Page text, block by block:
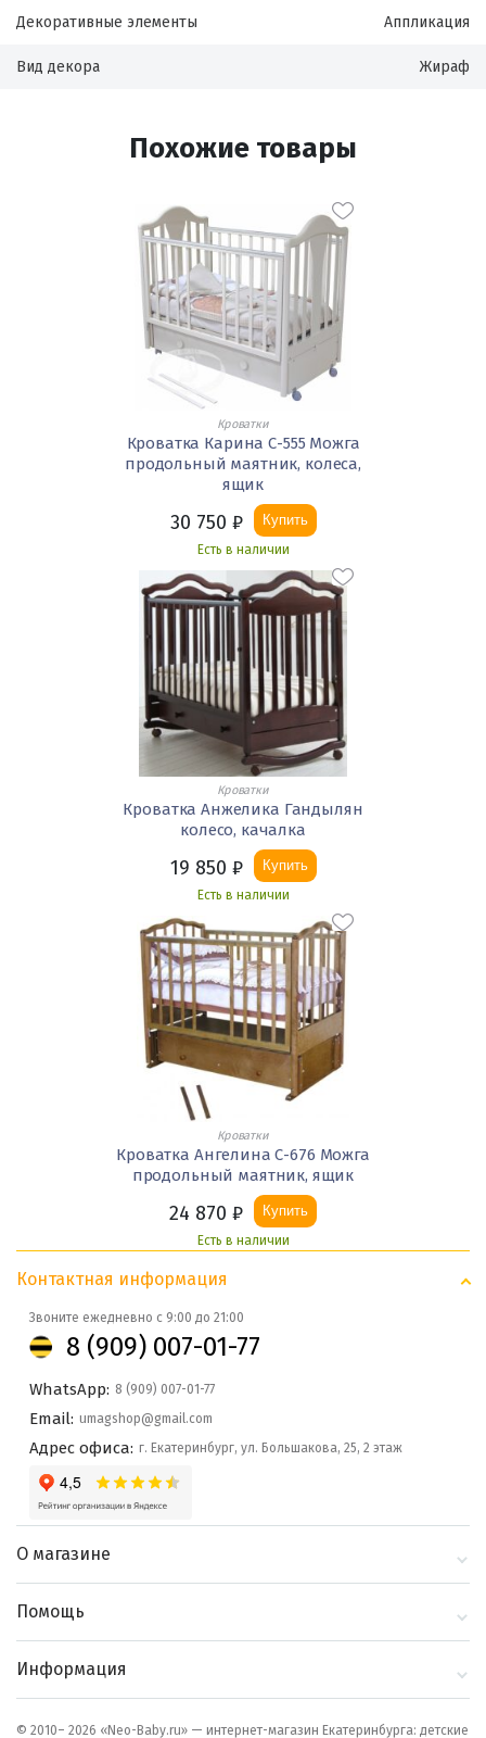
Декоративные элементы Аппликация
Вид декора Жираф
Похожие товары
Кроватки
Кроватка Карина С-555 Можга
продольный маятник, колеса,
ящик
30 750 ₽ Купить
Есть в наличии
Кроватки
Кроватка Анжелика Гандылян
колесо, качалка
19 850 ₽ Купить
Есть в наличии
Кроватки
Кроватка Ангелина С-676 Можга
продольный маятник, ящик
24 870 ₽ Купить
Есть в наличии
Контактная информация
Звоните ежедневно с 9:00 до 21:00
8 (909) 007-01-77
WhatsApp: 8 (909) 007-01-77
Email: umagshop@gmail.com
Адрес офиса: г. Екатеринбург, ул. Большакова, 25, 2 этаж
О магазине
Блог
Помощь
Информация
© 2010– 2026 «Neo-Baby.ru» — интернет-магазин Екатеринбурга: детские